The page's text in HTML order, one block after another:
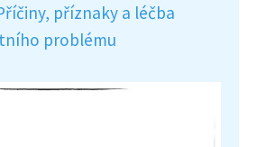
příznaky a léčba
problému